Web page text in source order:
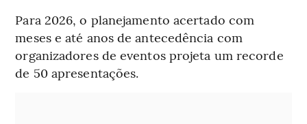
Para 2026, o planejamento acertado com
meses e até anos de antecedência com
organizadores de eventos projeta um recorde
de 50 apresentações.